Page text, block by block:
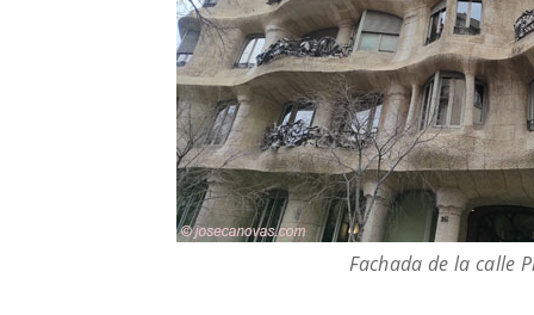
Fachada de la calle